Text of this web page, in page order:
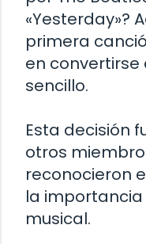
«Yesterday»?
primera
en convertirse
sencillo.
Esta decisión
otros
reconocieron
la
musical.